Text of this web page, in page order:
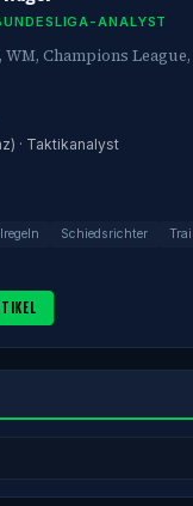
ANALYST
Champions League,
· Taktikanalyst
Schiedsrichter